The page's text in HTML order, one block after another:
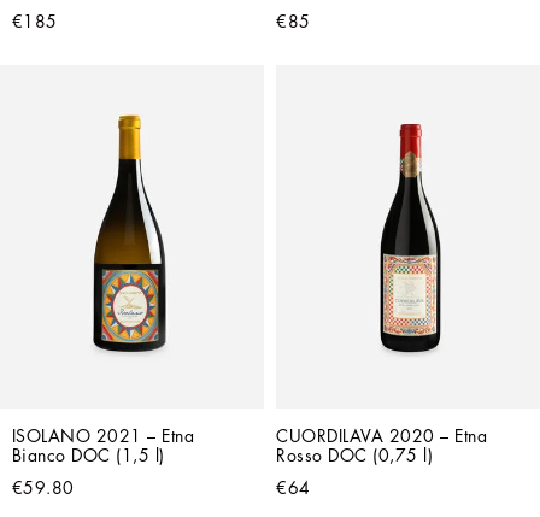
€185
€85
ISOLANO 2021 – Etna
Bianco DOC (1,5 l)
€59.80
CUORDILAVA 2020 – Etna
Rosso DOC (0,75 l)
€64